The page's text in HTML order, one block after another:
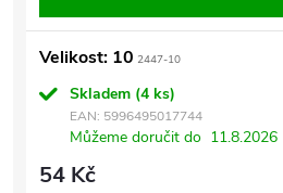
Velikost: 10 2447-10
Skladem (4 ks)
EAN: 5996495017744
Můžeme doručit do 11.8.2026
54 Kč